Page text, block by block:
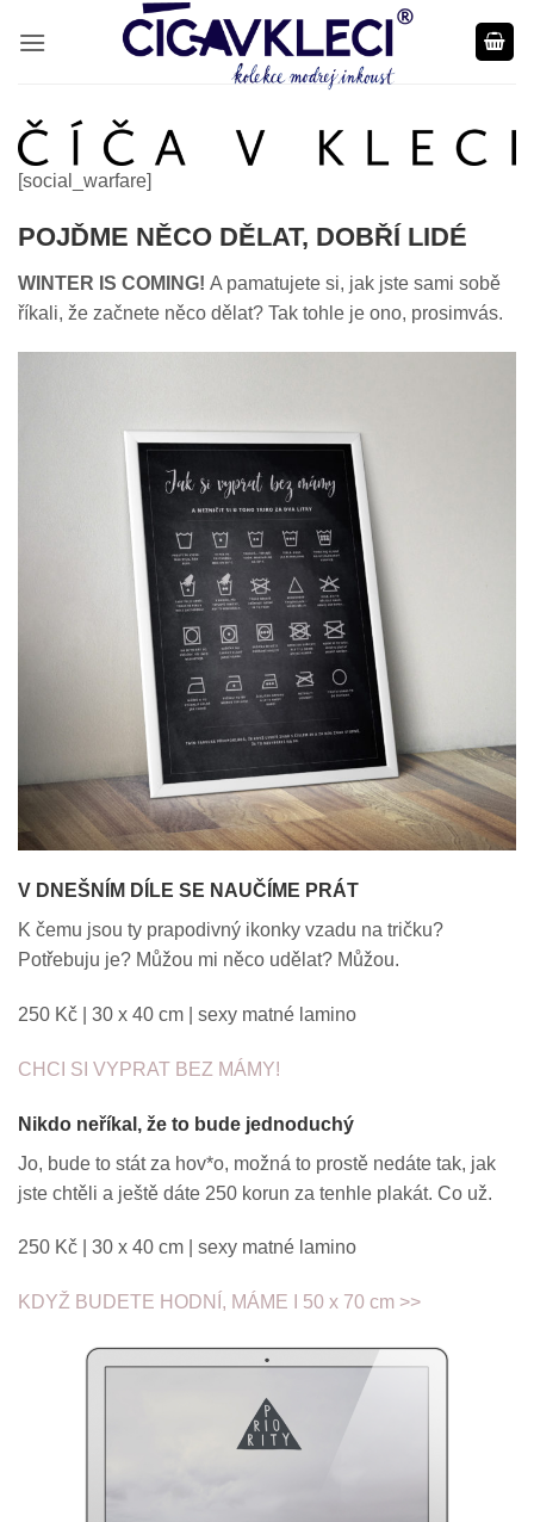
[social_warfare]
POJĎME NĚCO DĚLAT, DOBŘÍ LIDÉ
WINTER IS COMING! A pamatujete si, jak jste sami sobě
říkali, že začnete něco dělat? Tak tohle je ono, prosimvás.
V DNEŠNÍM DÍLE SE NAUČÍME PRÁT
K čemu jsou ty prapodivný ikonky vzadu na tričku?
Potřebuju je? Můžou mi něco udělat? Můžou.
250 Kč | 30 x 40 cm | sexy matné lamino
CHCI SI VYPRAT BEZ MÁMY!
Nikdo neříkal, že to bude jednoduchý
Jo, bude to stát za hov*o, možná to prostě nedáte tak, jak
jste chtěli a ještě dáte 250 korun za tenhle plakát. Co už.
250 Kč | 30 x 40 cm | sexy matné lamino
KDYŽ BUDETE HODNÍ, MÁME I 50 x 70 cm >>